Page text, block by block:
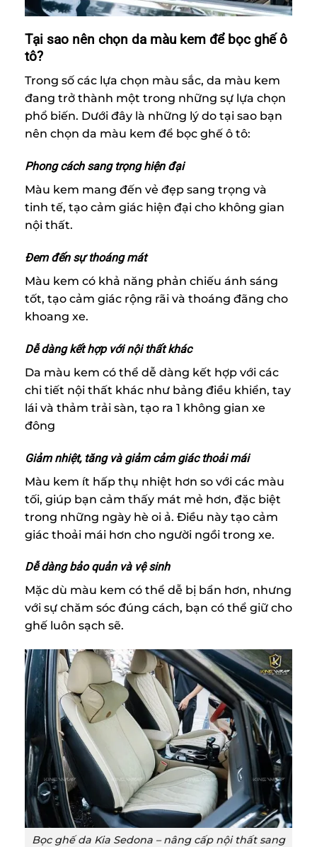
Tại sao nên chọn da màu kem để bọc ghế ô
tô?
Trong số các lựa chọn màu sắc, da màu kem
đang trở thành một trong những sự lựa chọn
phổ biến. Dưới đây là những lý do tại sao bạn
nên chọn da màu kem để bọc ghế ô tô:
Phong cách sang trọng hiện đại
Màu kem mang đến vẻ đẹp sang trọng và
tinh tế, tạo cảm giác hiện đại cho không gian
nội thất.
Đem đến sự thoáng mát
Màu kem có khả năng phản chiếu ánh sáng
tốt, tạo cảm giác rộng rãi và thoáng đãng cho
khoang xe.
Dễ dàng kết hợp với nội thất khác
Da màu kem có thể dễ dàng kết hợp với các
chi tiết nội thất khác như bảng điều khiển, tay
lái và thảm trải sàn, tạo ra 1 không gian xe
đông
Giảm nhiệt, tăng và giảm cảm giác thoải mái
Màu kem ít hấp thụ nhiệt hơn so với các màu
tối, giúp bạn cảm thấy mát mẻ hơn, đặc biệt
trong những ngày hè oi ả. Điều này tạo cảm
giác thoải mái hơn cho người ngồi trong xe.
Dễ dàng bảo quản và vệ sinh
Mặc dù màu kem có thể dễ bị bẩn hơn, nhưng
với sự chăm sóc đúng cách, bạn có thể giữ cho
ghế luôn sạch sẽ.
Bọc ghế da Kia Sedona – nâng cấp nội thất sang